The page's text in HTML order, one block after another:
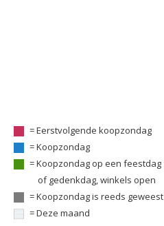
= Eerstvolgende koopzondag
= Koopzondag
= Koopzondag op een feestdag
of gedenkdag, winkels open
= Koopzondag is reeds geweest
= Deze maand